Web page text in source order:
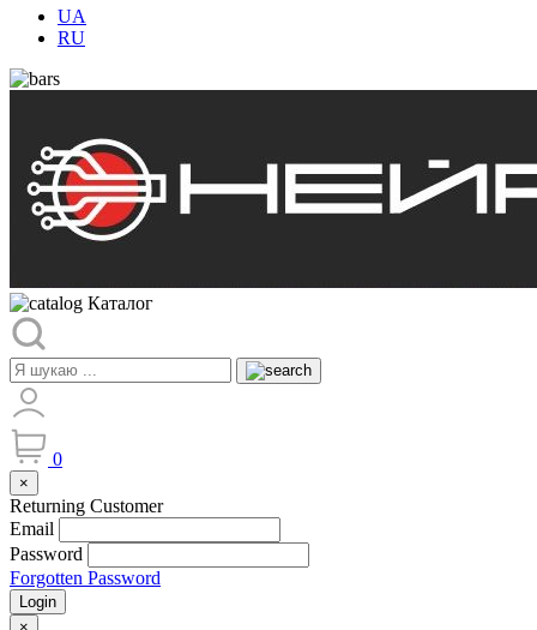
UA
RU
Каталог
0
×
Returning Customer
Email
Password
Forgotten Password
Login